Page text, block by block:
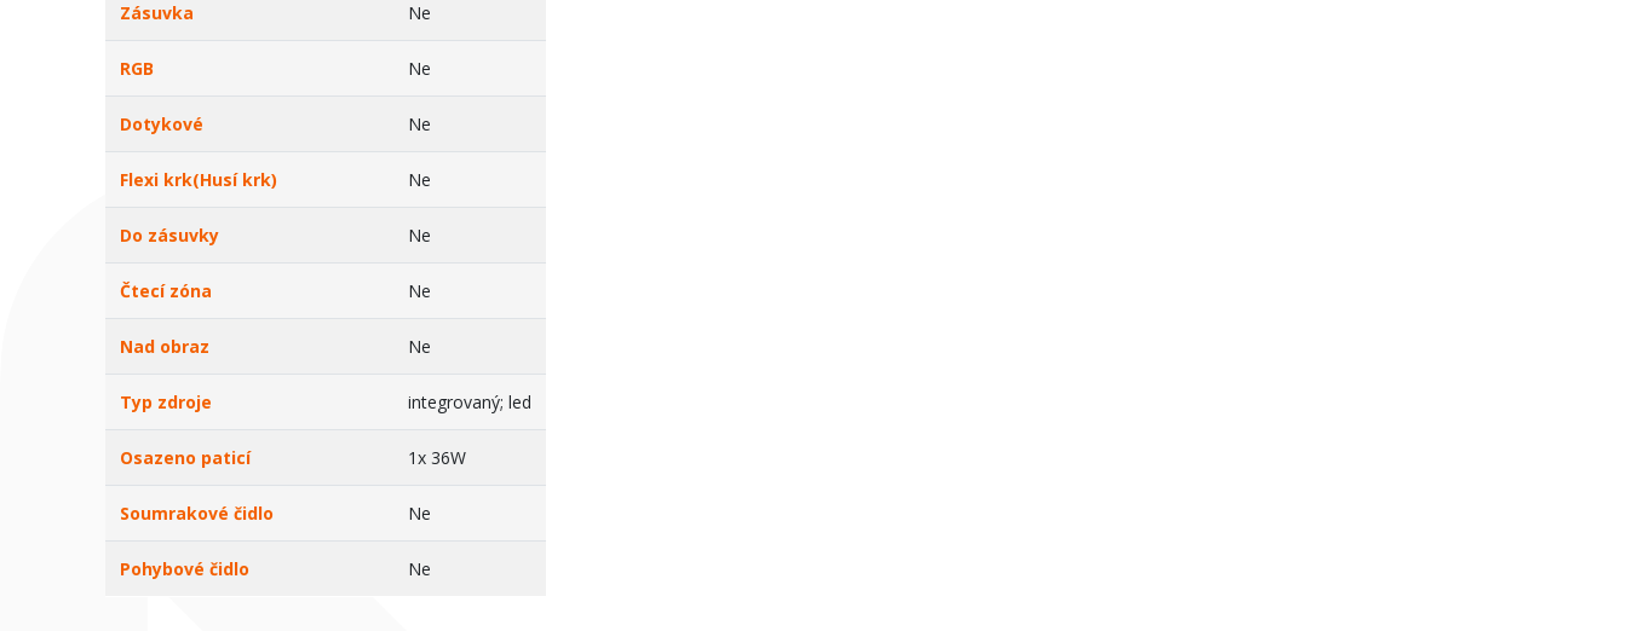
Zásuvka Ne
RGB Ne
Dotykové Ne
Flexi krk(Husí krk) Ne
Do zásuvky Ne
Čtecí zóna Ne
Nad obraz Ne
Typ zdroje integrovaný; led
Osazeno paticí 1x 36W
Soumrakové čidlo Ne
Pohybové čidlo Ne